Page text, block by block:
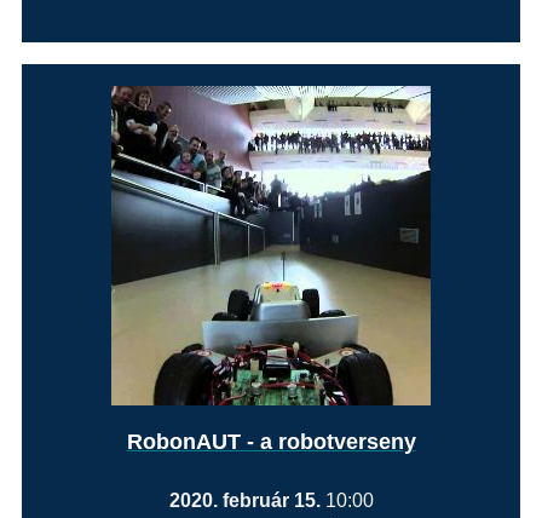
RobonAUT - a robotverseny
2020. február 15.10:00